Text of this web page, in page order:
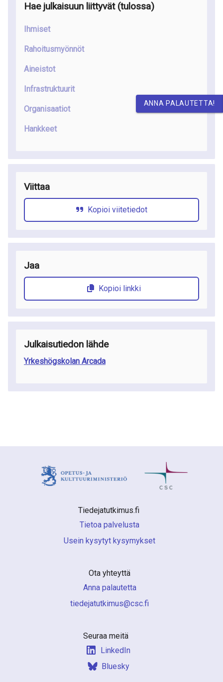
Hae julkaisuun liittyvät(tulossa)
Ihmiset
Rahoitusmyönnöt
Aineistot
Infrastruktuurit
Organisaatiot
Hankkeet
Viittaa
Kopioi viitetiedot
Jaa
Kopioi linkki
Julkaisutiedon lähde
Yrkeshögskolan Arcada
Tiedejatutkimus.fi
Tietoa palvelusta
Usein kysytyt kysymykset
Ota yhteyttä
Anna palautetta
if.csc@sumiktutajedeit
Seuraa meitä
LinkedIn
Bluesky
ANNA PALAUTETTA!